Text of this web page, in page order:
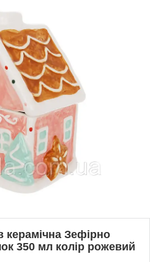
керамічна Зефірно
350 мл колір рожевий